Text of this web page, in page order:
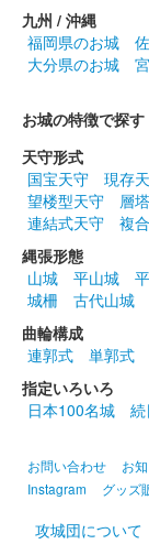
箕輪城 登
群馬戦国御城印
箕輪城 登
群馬戦国御城印
箕輪城 登
群馬戦国御城印
されているときだ
箕輪城
群馬戦国御城印
されているとき
九州 / 沖縄
福岡県のお城
大分県のお城
お城の特徴で探す
天守形式
国宝天守
現存
望楼型天守
層
連結式天守
複
縄張形態
山城
平山城
城柵
古代山城
曲輪構成
連郭式
単郭式
指定いろいろ
日本100名城
お問い合わせ お
Instagram
グッズ
攻城団について